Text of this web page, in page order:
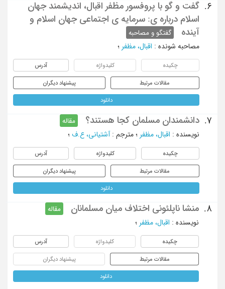
6.
گفت و گو با پروفسور مظفر اقبال، اندیشمند جهان
اسلام درباره ی: سرمایه ی اجتماعی جهان اسلام و
آینده
گفتگو و مصاحبه
مصاحبه شونده : اقبال، مظفر ؛
چکیده کلیدواژه آدرس
مقالات مرتبط پیشنهاد دیگران
دانلود
7. دانشمندان مسلمان کجا هستند؟
مقاله
نویسنده : اقبال، مظفر ؛ مترجم : آشتیانی، ع.ف ؛
چکیده کلیدواژه آدرس
مقالات مرتبط پیشنهاد دیگران
دانلود
8. منشا ناپلئونی اختلاف میان مسلمانان
مقاله
نویسنده : اقبال، مظفر ؛
چکیده کلیدواژه آدرس
مقالات مرتبط پیشنهاد دیگران
دانلود